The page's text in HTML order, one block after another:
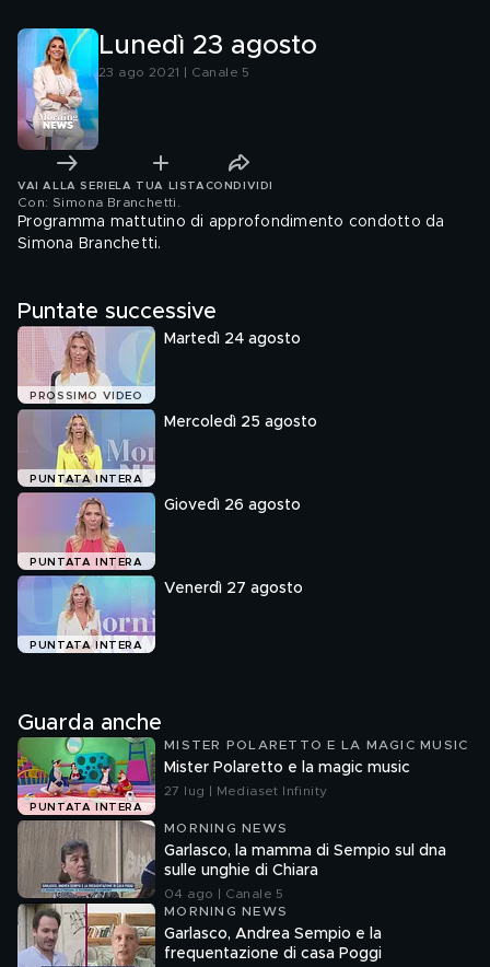
Lunedì 23 agosto
23 ago 2021 | Canale 5
VAI ALLA SERIE LA TUA LISTA CONDIVIDI
Con: Simona Branchetti
Programma mattutino di approfondimento condotto da
Simona Branchetti.
Puntate successive
PROSSIMO VIDEO
Martedì 24 agosto
PUNTATA INTERA
Mercoledì 25 agosto
PUNTATA INTERA
Giovedì 26 agosto
PUNTATA INTERA
Venerdì 27 agosto
Guarda anche
PUNTATA INTERA
MISTER POLARETTO E LA MAGIC MUSIC
Mister Polaretto e la magic music
27 lug | Mediaset Infinity
MORNING NEWS
Garlasco, la mamma di Sempio sul dna
sulle unghie di Chiara
04 ago | Canale 5
MORNING NEWS
Garlasco, Andrea Sempio e la
frequentazione di casa Poggi